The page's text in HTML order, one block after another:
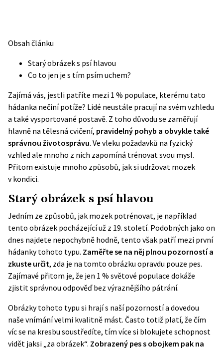
Obsah článku
Starý obrázek s psí hlavou
Co to jen je s tím psím uchem?
Zajímá vás, jestli patříte mezi 1 % populace, kterému tato
hádanka nečiní potíže? Lidé neustále pracují na svém vzhledu
a také vysportované postavě. Z toho důvodu se zaměřují
hlavně na tělesná cvičení, pravidelný pohyb a obvykle také
správnou životosprávu. Ve vleku požadavků na fyzický
vzhled ale mnoho z nich zapomíná trénovat svou mysl.
Přitom existuje mnoho způsobů, jak si udržovat mozek
v kondici.
Starý obrázek s psí hlavou
Jedním ze způsobů, jak mozek potrénovat, je například
tento obrázek pocházející už z 19. století. Podobných jako on
dnes najdete nepochybně hodně, tento však patří mezi první
hádanky tohoto typu. Zaměřte se na něj plnou pozorností a
zkuste určit, zda je na tomto obrázku opravdu pouze pes.
Zajímavé přitom je, že jen 1 % světové populace dokáže
zjistit správnou odpověď bez výraznějšího pátrání.
Obrázky tohoto typu si hrají s naší pozorností a dovedou
naše vnímání velmi kvalitně mást. Často totiž platí, že čím
víc se na kresbu soustředíte, tím více si blokujete schopnost
vidět jaksi „za obrázek“. Zobrazený pes s obojkem pak na